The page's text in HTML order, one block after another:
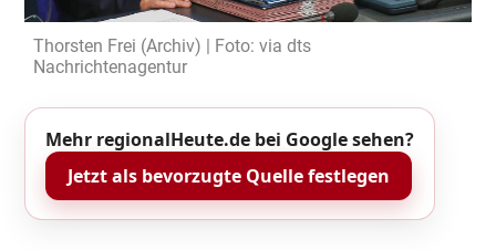
Thorsten Frei (Archiv) | Foto: via dts
Nachrichtenagentur
Mehr regionalHeute.de bei Google sehen?
Jetzt als bevorzugte Quelle festlegen